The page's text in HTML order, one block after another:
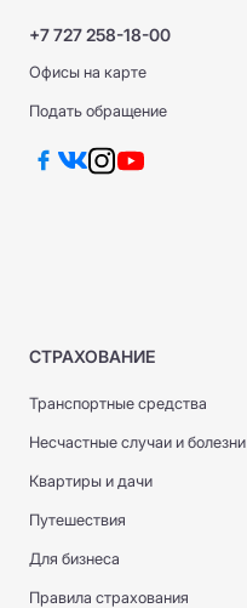
+7 727 258-18-00
Офисы на карте
Подать обращение
СТРАХОВАНИЕ
Транспортные средства
Несчастные случаи и болезни
Квартиры и дачи
Путешествия
Для бизнеса
Правила страхования